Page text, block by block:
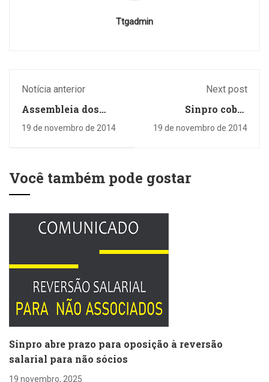
Ttgadmin
Notícia anterior
Assembleia dos
Colégio Dom Bosco
19 de novembro de 2014
Next post
Sinpro cobra
sobre demissões na
19 de novembro de 2014
Você também pode gostar
Sinpro abre prazo para oposição à reversão
salarial para não sócios
19 novembro, 2025